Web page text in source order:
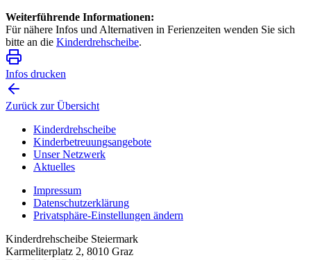
Weiterführende Informationen:
Für nähere Infos und Alternativen in Ferienzeiten wenden Sie sich
bitte an die Kinderdrehscheibe.
Infos drucken
Zurück zur Übersicht
Kinderdrehscheibe
Kinderbetreuungs­angebote
Unser Netzwerk
Aktuelles
Impressum
Datenschutzerklärung
Privatsphäre-Einstellungen ändern
Kinderdrehscheibe Steiermark
Karmeliterplatz 2, 8010 Graz